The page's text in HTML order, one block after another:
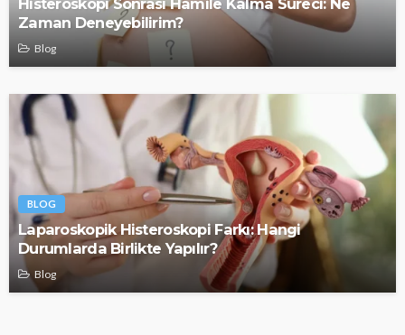
Histeroskopi Sonrası Hamile Kalma Süreci: Ne
Zaman Deneyebilirim?
Blog
BLOG
Laparoskopik Histeroskopi Farkı: Hangi
Durumlarda Birlikte Yapılır?
Blog